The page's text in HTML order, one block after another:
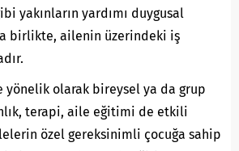
yakınların yardımı duygusal
birlikte, ailenin üzerindeki iş
yönelik olarak bireysel ya da grup
terapi, aile eğitimi de etkili
özel gereksinimli çocuğa sahip